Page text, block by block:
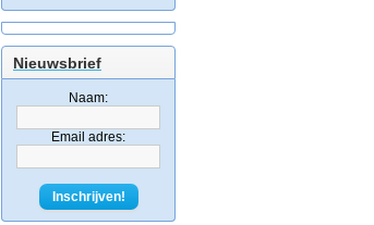
Nieuwsbrief
Naam:
Email adres:
Inschrijven!